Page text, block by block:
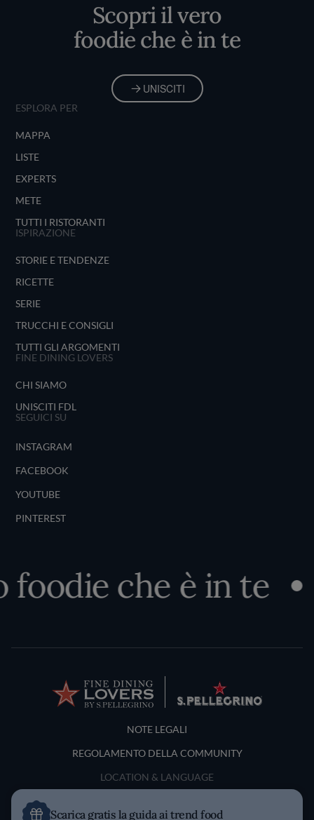
Scopri il vero
foodie che è in te
UNISCITI
ESPLORA PER
MAPPA
LISTE
EXPERTS
METE
TUTTI I RISTORANTI
ISPIRAZIONE
STORIE E TENDENZE
RICETTE
SERIE
TRUCCHI E CONSIGLI
TUTTI GLI ARGOMENTI
FINE DINING LOVERS
CHI SIAMO
UNISCITI FDL
SEGUICI SU
INSTAGRAM
FACEBOOK
YOUTUBE
PINTEREST
che è in te
Terms and Conditions
NOTE LEGALI
REGOLAMENTO DELLA COMMUNITY
LOCATION & LANGUAGE
Scarica gratis la guida ai trend food